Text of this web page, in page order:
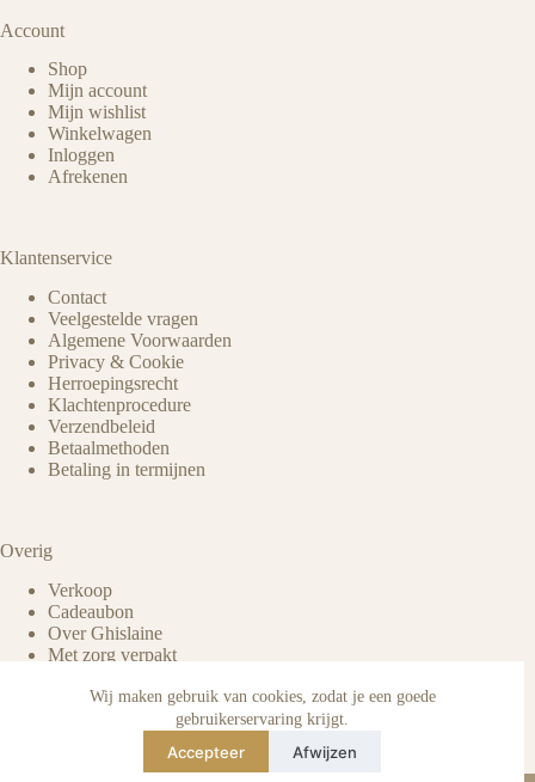
Wij maken gebruik van cookies, zodat je een goede
gebruikerservaring krijgt.
Accepteer Afwijzen
Account
Shop
Mijn account
Mijn wishlist
Winkelwagen
Inloggen
Afrekenen
Klantenservice
Contact
Veelgestelde vragen
Algemene Voorwaarden
Privacy & Cookie
Herroepingsrecht
Klachtenprocedure
Verzendbeleid
Betaalmethoden
Betaling in termijnen
Overig
Verkoop
Cadeaubon
Over Ghislaine
Met zorg verpakt
Verzorging & onderhoud
Echtheid van reviews